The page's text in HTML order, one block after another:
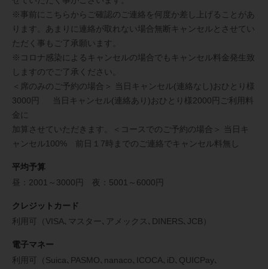
※事前にこちらからご確認のご連絡を何度か差し上げることがあ
ります。あまりに連絡が取れない場合無断キャンセルとさせてい
ただく事もご了承願います。
※コロナ感染によるキャンセルの場合でもキャンセル料金発生致
しますのでご了承ください。
＜席のみのご予約の場合＞ 当日キャンセル(連絡なし)おひとり様
3000円 当日キャンセル(連絡あり)おひとり様2000円ご利用料
金に
加算させていただきます。＜コースでのご予約の場合＞ 当日キ
ャンセル100% 前日１7時までのご連絡でキャンセル料無し
平均予算
昼：2001～3000円 夜：5001～6000円
クレジットカード
利用可（VISA､マスター､アメックス､DINERS､JCB）
電子マネー
利用可（Suica､PASMO､nanaco､ICOCA､iD､QUICPay､